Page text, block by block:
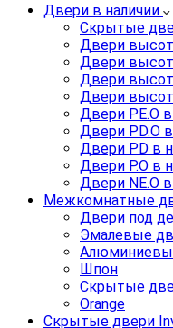
Двери в наличии
Скрытые
Двери
Двери
Двери
Двери
Двери PE.O
Двери PD.O
Двери PD в
Двери P.O в
Двери NE.O
Межкомнатные
Двери под
Эмалевые
Шпон
Скрытые
Orange
Скрытые двери